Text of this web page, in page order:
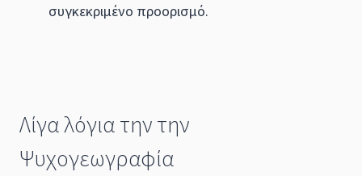
συγκεκριμένο προορισμό.
Λίγα λόγια την την
Ψυχογεωγραφία